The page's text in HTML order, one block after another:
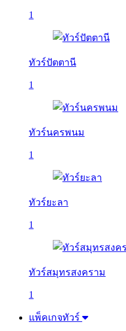
1
ทัวร์ปัตตานี
1
ทัวร์นครพนม
1
ทัวร์ยะลา
1
ทัวร์สมุทรสงคราม
1
แพ็คเกจทัวร์